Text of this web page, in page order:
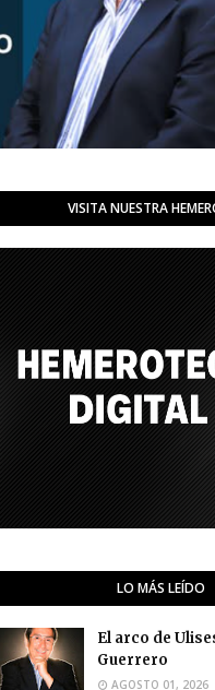
VISITA NUESTRA
LO MÁS LEÍDO
El arco de
Guerrero
AGOSTO 01, 2026